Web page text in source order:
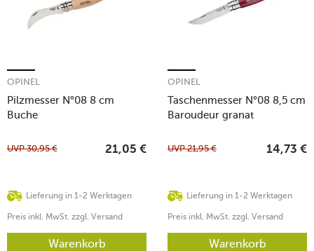
Pilzmesser N°08 8 cm
Buche
OPINEL
Lieferung in 1-2 Werktagen
UVP30,95 € 21,05 €
Preis inkl. MwSt. zzgl. Versand
Warenkorb
Taschenmesser N°08 8,5 cm
Baroudeur granat
OPINEL
Lieferung in 1-2 Werktagen
UVP21,95 € 14,73 €
Preis inkl. MwSt. zzgl. Versand
Warenkorb